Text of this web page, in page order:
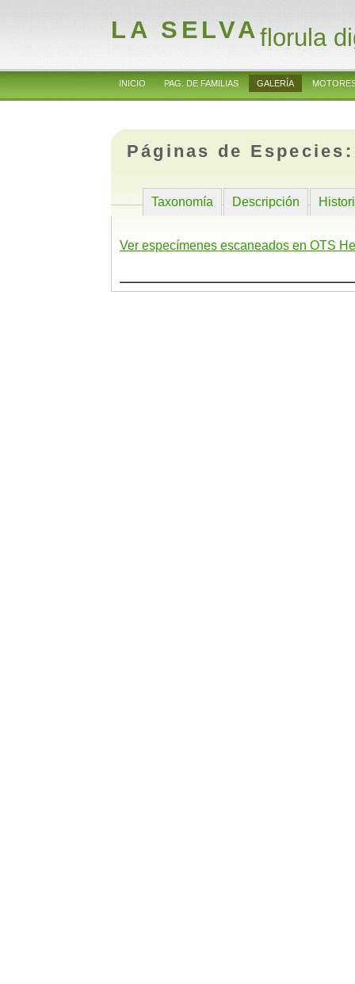
LA SELVAflorula
INICIO PAG. DE FAMILIAS GALERÍA
Páginas de
Taxonomía Descripción
Ver especímenes escaneados en OTS